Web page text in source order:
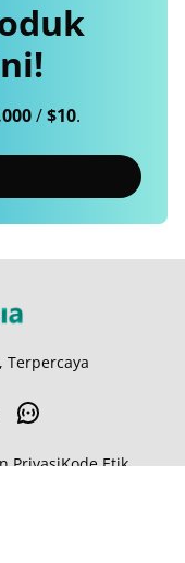
/$10.
Terpercaya
PrivasiKode Etik